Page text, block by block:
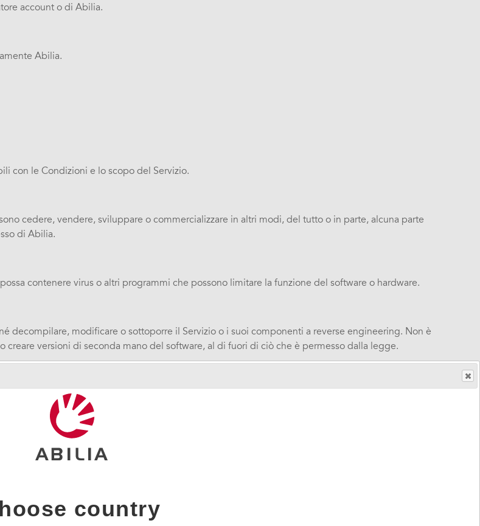
account o di Abilia.
Abilia.
con le Condizioni e lo scopo del Servizio.
cedere, vendere, sviluppare o commercializzare in altri modi, del tutto o in parte, alcuna parte
di Abilia.
contenere virus o altri programmi che possono limitare la funzione del software o hardware.
decompilare, modificare o sottoporre il Servizio o i suoi componenti a reverse engineering. Non è
creare versioni di seconda mano del software, al di fuori di ciò che è permesso dalla legge.
diffondere i contenuti dell’Utente in altri canali senza il suo permesso.
per il contenuto che caricano e per le conseguenze del caricamento. Abilia non è
Abilia, e non ha collegamento con altri contenuti o con le informazioni al loro interno. Abilia non
country